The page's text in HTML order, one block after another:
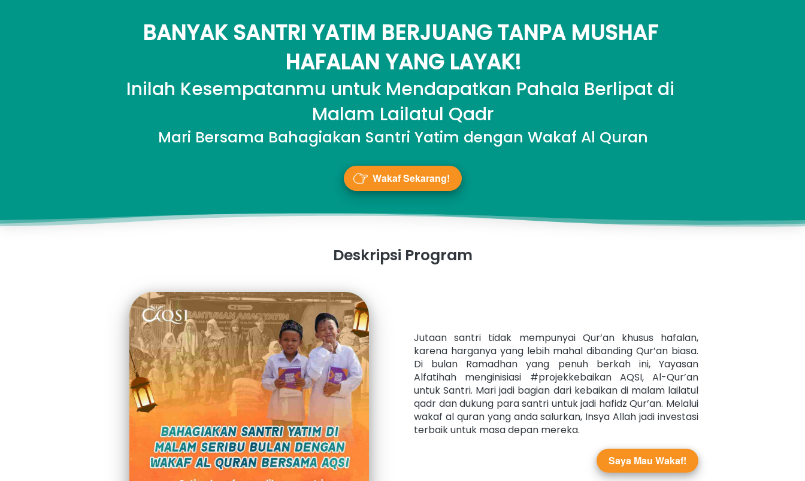
BANYAK SANTRI YATIM BERJUANG TANPA MUSHAF
HAFALAN YANG LAYAK!
Inilah Kesempatanmu untuk Mendapatkan Pahala Berlipat di
Malam Lailatul Qadr
Mari Bersama Bahagiakan Santri Yatim dengan Wakaf Al Quran
` Wakaf Sekarang!
Deskripsi Program
Jutaan santri tidak mempunyai Qur’an khusus hafalan,
karena harganya yang lebih mahal dibanding Qur’an biasa.
Di bulan Ramadhan yang penuh berkah ini, Yayasan
Alfatihah menginisiasi #projekkebaikan AQSI, Al-Qur’an
untuk Santri. Mari jadi bagian dari kebaikan di malam lailatul
qadr dan dukung para santri untuk jadi hafidz Qur’an. Melalui
wakaf al quran yang anda salurkan, Insya Allah jadi investasi
terbaik untuk masa depan mereka.
`
Saya Mau Wakaf!